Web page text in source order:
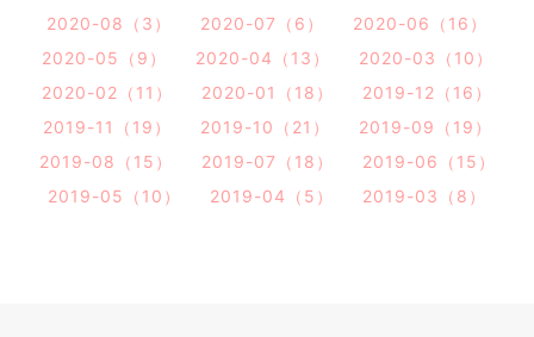
2020-08（3）
2020-07（6）
2020-06（16）
2020-05（9）
2020-04（13）
2020-03（10）
2020-02（11）
2020-01（18）
2019-12（16）
2019-11（19）
2019-10（21）
2019-09（19）
2019-08（15）
2019-07（18）
2019-06（15）
2019-05（10）
2019-04（5） 2019-03（8）